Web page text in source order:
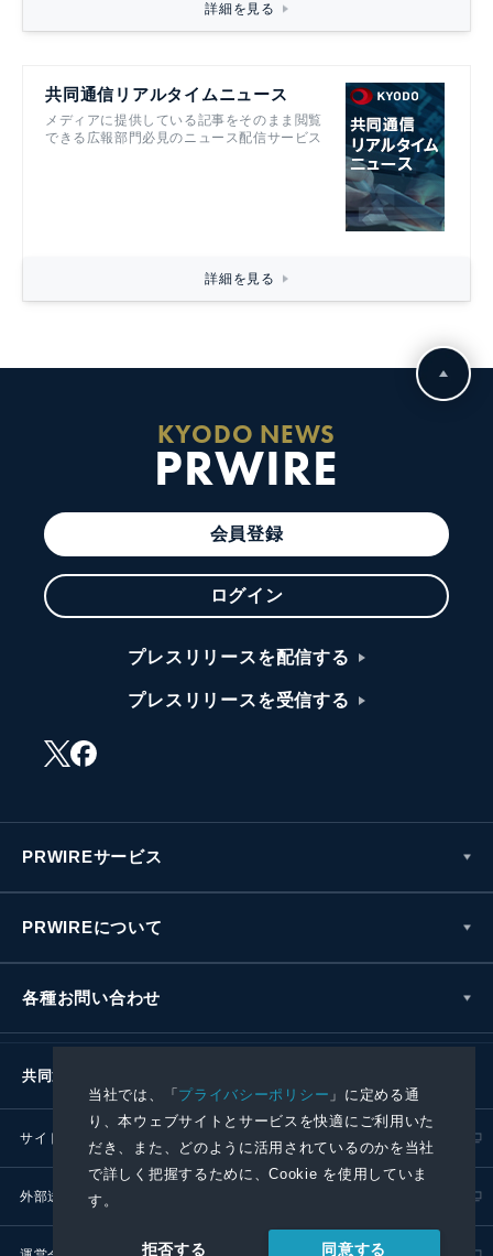
当社では、「プライバシーポリシー 」に定める通
り、本ウェブサイトとサービスを快適にご利用いた
だき、また、どのように活用されているのかを当社
で詳しく把握するために、Cookie を使用していま
す。
拒否する 同意する
詳細を見る
共同通信リアルタイムニュース
メディアに提供している記事をそのまま閲覧
できる広報部門必見のニュース配信サービス
詳細を見る
KYODO NEWS
PRWIRE
会員登録
ログイン
プレスリリースを配信する
プレスリリースを受信する
PRWIREサービス
PRWIREについて
各種お問い合わせ
共同通信社グループ
サイトポリシー プライバシーポリシー
外部送信ポリシー